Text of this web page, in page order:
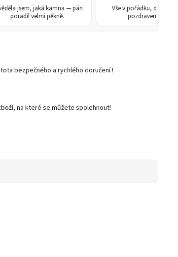
jsem, jaká kamna — pán
velmi pěkně.
Vše v pořádku, doporučuji. S
pozdravem René
bezpečného a rychlého doručení !
na které se můžete spolehnout!